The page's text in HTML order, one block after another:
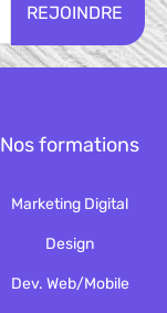
REJOINDRE
Nos formations
Marketing Digital
Design
Dev. Web/Mobile